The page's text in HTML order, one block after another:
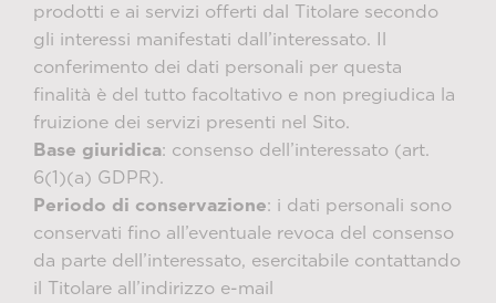
prodotti e ai servizi offerti dal Titolare secondo
gli interessi manifestati dall’interessato. Il
conferimento dei dati personali per questa
finalità è del tutto facoltativo e non pregiudica la
fruizione dei servizi presenti nel Sito.
Base giuridica: consenso dell’interessato (art.
6(1)(a) GDPR).
Periodo di conservazione: i dati personali sono
conservati fino all’eventuale revoca del consenso
da parte dell’interessato, esercitabile contattando
il Titolare all’indirizzo e-mail